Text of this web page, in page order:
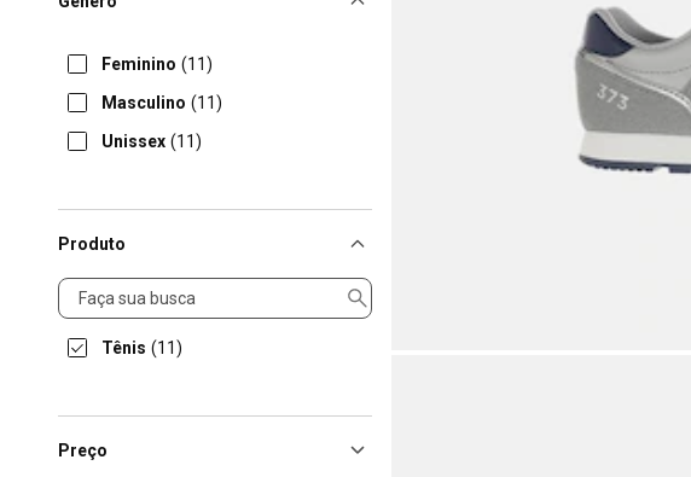
Feminino (11)
Masculino (11)
Unissex (11)
Produto
Produto
Tênis (11)
Preço